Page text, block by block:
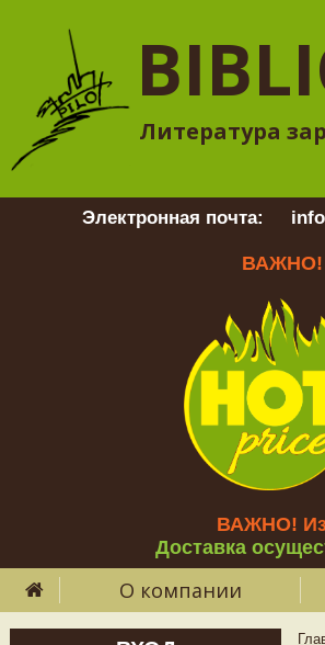
Литература
Электронная почта:
ВАЖНО!
ВАЖНО!
Доставка
О компании